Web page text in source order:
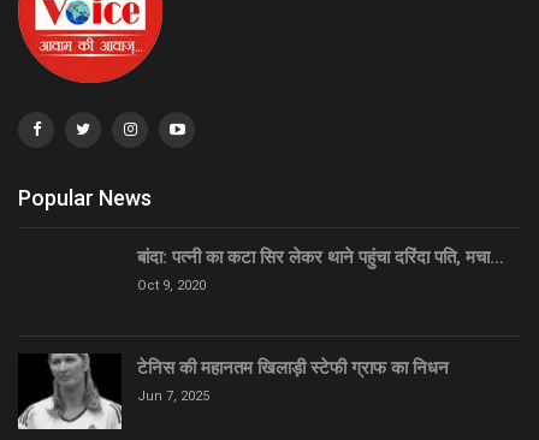
Popular News
बांदा: पत्नी का कटा सिर लेकर थाने पहुंचा दरिंदा पति, मचा…
Oct 9, 2020
टेनिस की महानतम खिलाड़ी स्टेफी ग्राफ का निधन
Jun 7, 2025